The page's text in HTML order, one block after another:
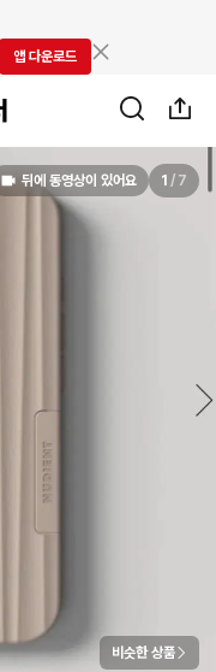
앱 다운로드
뒤에 동영상이 있어요 1 / 7
비슷한 상품